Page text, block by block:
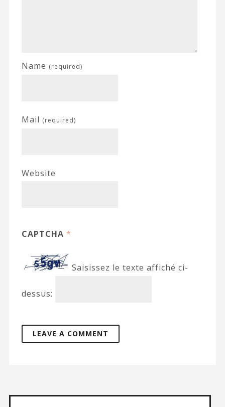
Name (required)
Mail (required)
Website
CAPTCHA *
Saisissez le texte affiché ci-
dessus: